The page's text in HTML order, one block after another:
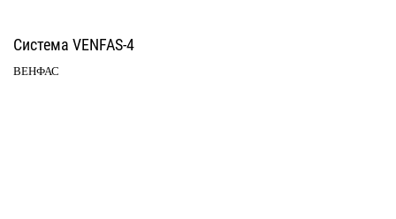
Система VENFAS-4
ВЕНФАС